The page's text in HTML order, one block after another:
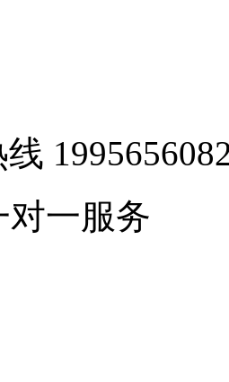
线
对一服务